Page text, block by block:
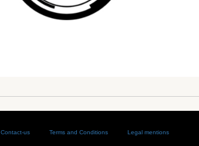
Contact-us Terms and Conditions Legal mentions